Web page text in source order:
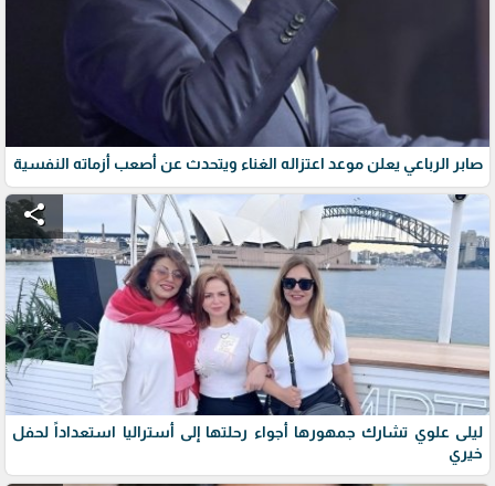
صابر الرباعي يعلن موعد اعتزاله الغناء ويتحدث عن أصعب أزماته النفسية
share
ليلى علوي تشارك جمهورها أجواء رحلتها إلى أستراليا استعداداً لحفل
خيري